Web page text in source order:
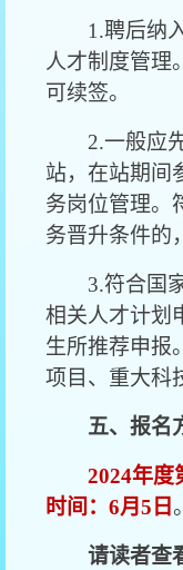
1.聘后纳入
人才制度管理
可续签。
2.一般应先
站，在站期间
务岗位管理。
务晋升条件的
3.符合国家
相关人才计划
生所推荐申报
项目、重大科
五、报名
2024年度
时间：6月5日 。
请读者查